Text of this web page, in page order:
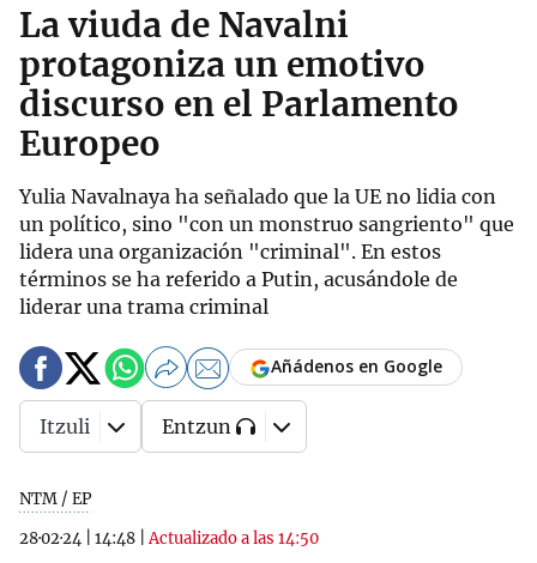
La viuda de Navalni
protagoniza un emotivo
discurso en el Parlamento
Europeo
Yulia Navalnaya ha señalado que la UE no lidia con
un político, sino "con un monstruo sangriento" que
lidera una organización "criminal". En estos
términos se ha referido a Putin, acusándole de
liderar una trama criminal
NTM / EP
28·02·24
14:48 |Actualizado a las 14:50
Añádenos en Google
Itzuli Entzun